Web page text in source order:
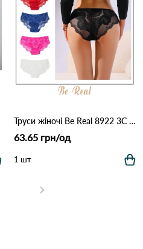
Труси жіночі Be Real 8922 3C Різні кольори
63.65 грн/од
1 шт